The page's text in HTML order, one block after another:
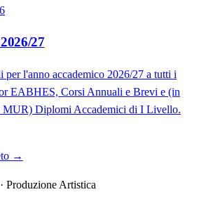
27
per l'anno accademico 2026/27 a tutti i
EABHES, Corsi Annuali e Brevi e (in
MUR) Diplomi Accademici di I Livello.
→
Produzione Artistica